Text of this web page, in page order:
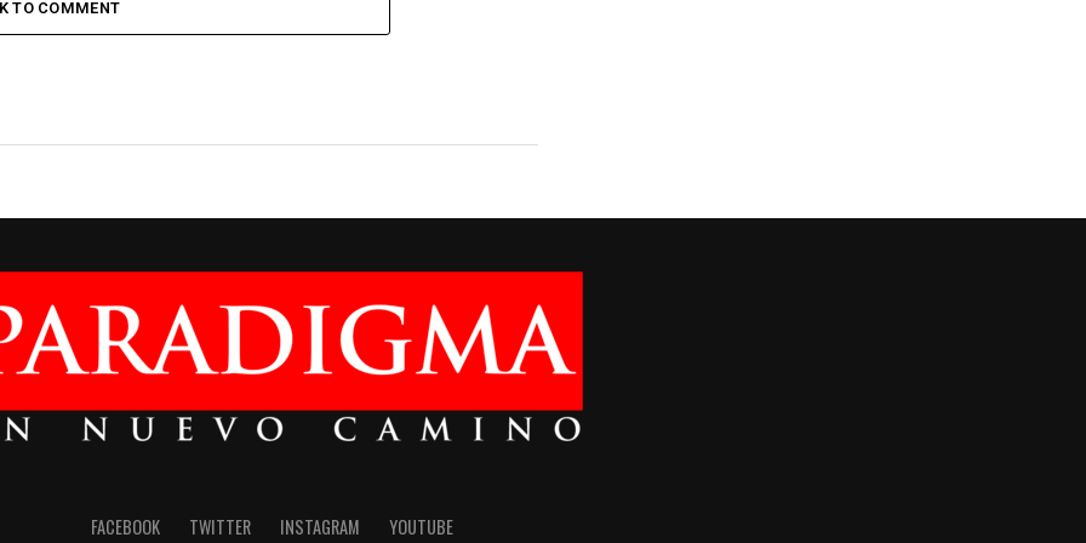
TO COMMENT
FACEBOOK TWITTER INSTAGRAM YOUTUBE